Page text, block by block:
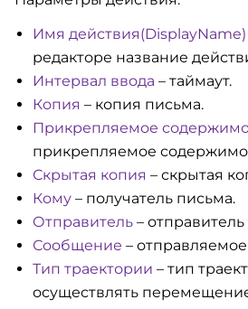
Имя действия(DisplayName)
редакторе название
Интервал ввода – таймаут.
Копия – копия письма.
Прикрепляемое
прикрепляемое
Скрытая копия – скрытая
Кому – получатель письма.
Отправитель –
Сообщение –
Тип траектории – тип
осуществлять